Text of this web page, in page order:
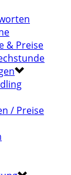
& Preise
/ Preise